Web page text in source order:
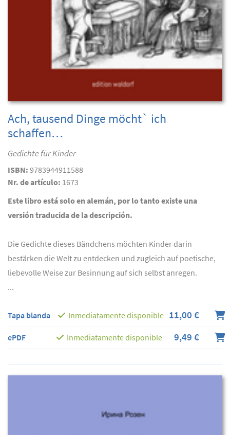
Ach, tausend Dinge möcht` ich
schaffen…
Gedichte für Kinder
ISBN: 9783944911588
Nr. de artículo: 1673
Este libro está solo en alemán, por lo tanto existe una
versión traducida de la descripción.
Die Gedichte dieses Bändchens möchten Kinder darin
bestärken die Welt zu entdecken und zugleich auf poetische,
liebevolle Weise zur Besinnung auf sich selbst anregen.
...
Tapa blanda Inmediatamente disponible 11,00 €
ePDF Inmediatamente disponible 9,49 €